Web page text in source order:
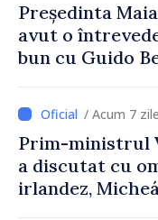
Președinta
avut o
bun cu Guido
Cooperare al
Republica/ Acum 7 zile
Prim-ministrul
a discutat cu
irlandez,